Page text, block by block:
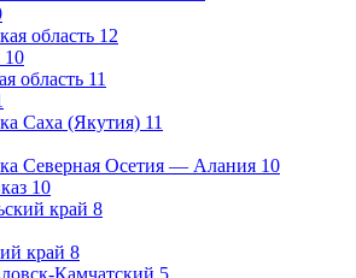
область 12
10
область 11
Саха (Якутия) 11
Северная Осетия — Алания 10
10
край 8
край 8
Камчатский 5